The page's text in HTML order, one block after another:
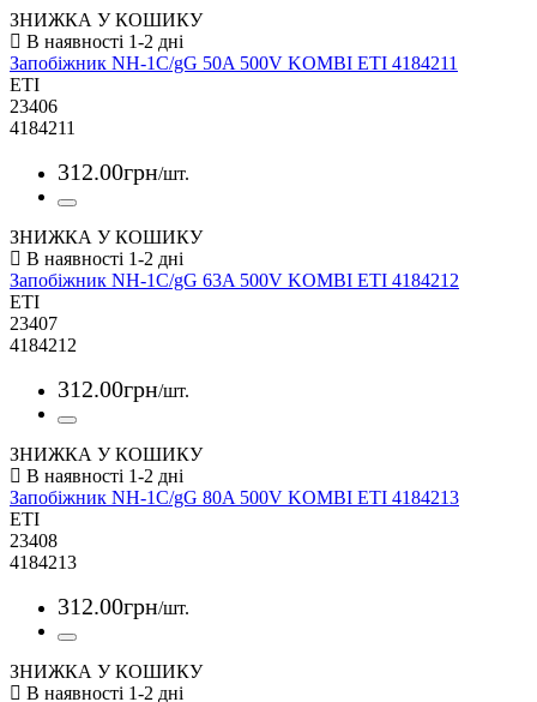
ЗНИЖКА У КОШИКУ
Запобіжник NH-1C/gG 50A 500V KOMBI ETI 4184211
ETI
23406
4184211
312.00грн/шт.
ЗНИЖКА У КОШИКУ
Запобіжник NH-1C/gG 63A 500V KOMBI ETI 4184212
ETI
23407
4184212
312.00грн/шт.
ЗНИЖКА У КОШИКУ
Запобіжник NH-1C/gG 80A 500V KOMBI ETI 4184213
ETI
23408
4184213
312.00грн/шт.
ЗНИЖКА У КОШИКУ